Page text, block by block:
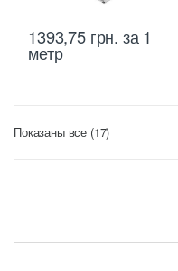
1393,75 грн. за 1
метр
Показаны все (17)Цены: